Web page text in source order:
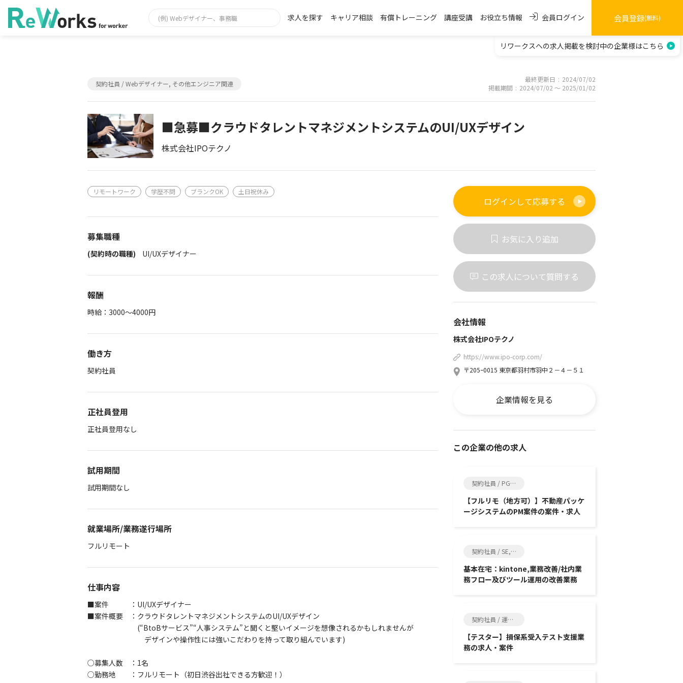
求人を探す キャリア相談 有償トレーニング 講座受講 お役立ち情報 会員ログイン 会員登録(無料)
リワークスへの求人掲載を検討中の企業様はこちら
契約社員 / Webデザイナー, その他エンジニア関連 最終更新日
2024/07/02
掲載期間
2024/07/02 〜 2025/01/02
■急募■クラウドタレントマネジメントシステムのUI/UXデザイン
株式会社IPOテクノ
リモートワーク 学歴不問 ブランクOK 土日祝休み
募集職種
(契約時の職種) UI/UXデザイナー
報酬
時給：3000～4000円
働き方
契約社員
正社員登用
正社員登用なし
試用期間
試用期間なし
就業場所/業務遂行場所
フルリモート
仕事内容
■案件 ：UI/UXデザイナー
■案件概要 ：クラウドタレントマネジメントシステムのUI/UXデザイン
(“BtoBサービス”“人事システム”と聞くと堅いイメージを想像されるかもしれませんが
デザインや操作性には強いこだわりを持って取り組んでいます)
○募集人数 ：1名
○勤務地 ：フルリモート（初日渋谷出社できる方歓迎！）
ログインして応募する
お気に入り追加
この求人について質問する
会社情報
株式会社IPOテクノ
https://www.ipo-corp.com/
〒205ｰ0015 東京都羽村市羽中２－４－５１
企業情報を見る
この企業の他の求人
契約社員 / PG, SE
【フルリモ（地方可）】不動産パッケ
ージシステムのPM案件の案件・求人
契約社員 / SE, その他エンジニア関連
基本在宅：kintone,業務改善/社内業
務フロー及びツール運用の改善業務
契約社員 / 運用・保守, その他エンジニア関連
【テスター】損保系受入テスト支援業
務の求人・案件